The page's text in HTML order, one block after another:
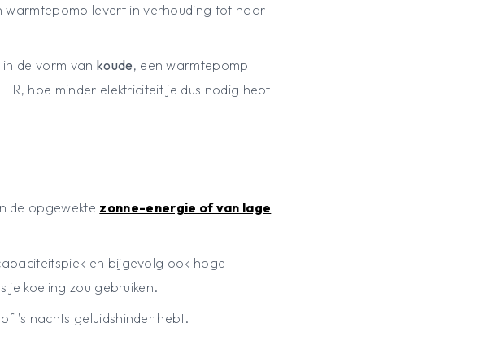
warmtepomp levert in verhouding tot haar
de vorm van koude, een warmtepomp
hoe minder elektriciteit je dus nodig hebt
de opgewekte zonne-energie of van lage
en bijgevolg ook hoge
je koeling zou gebruiken.
’s nachts geluidshinder hebt.